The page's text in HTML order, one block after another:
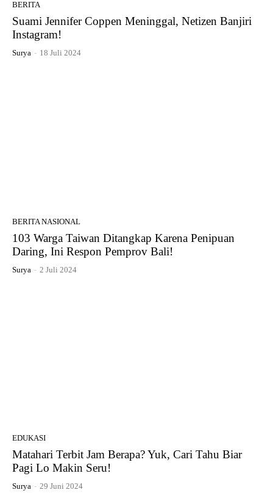
BERITA
Suami Jennifer Coppen Meninggal, Netizen Banjiri
Instagram!
Surya - 18 Juli 2024
BERITA NASIONAL
103 Warga Taiwan Ditangkap Karena Penipuan
Daring, Ini Respon Pemprov Bali!
Surya - 2 Juli 2024
EDUKASI
Matahari Terbit Jam Berapa? Yuk, Cari Tahu Biar
Pagi Lo Makin Seru!
Surya - 29 Juni 2024